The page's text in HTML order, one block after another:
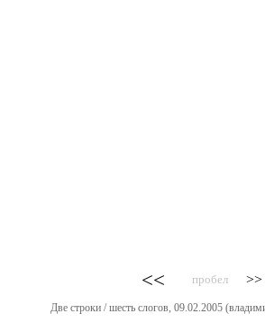
<< пробел >>
Две строки / шесть слогов, 09.02.2005